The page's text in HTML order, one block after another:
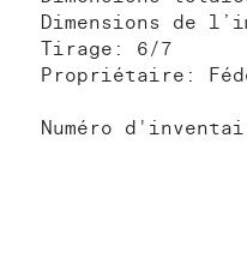
Dimensions de
Tirage: 6/7
Propriétaire:
Numéro